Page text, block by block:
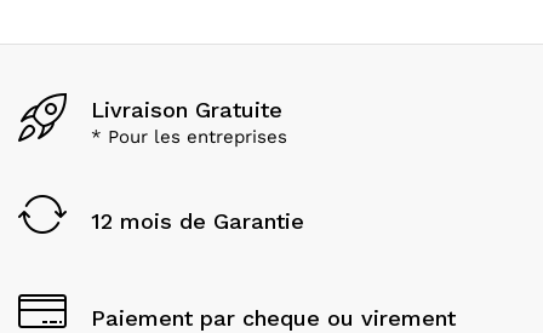
Livraison Gratuite
* Pour les entreprises
12 mois de Garantie
Paiement par cheque ou virement